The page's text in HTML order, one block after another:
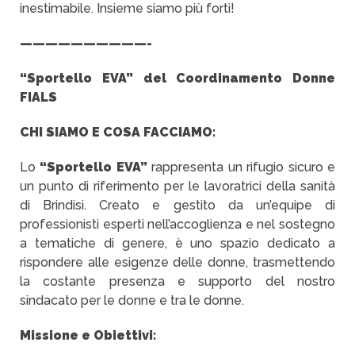
inestimabile. Insieme siamo più forti!
——————————-
“Sportello EVA” del Coordinamento Donne
FIALS
CHI SIAMO E COSA FACCIAMO:
Lo “Sportello EVA”rappresenta un rifugio sicuro e
un punto di riferimento per le lavoratrici della sanità
di Brindisi. Creato e gestito da un’equipe di
professionisti esperti nell’accoglienza e nel sostegno
a tematiche di genere, è uno spazio dedicato a
rispondere alle esigenze delle donne, trasmettendo
la costante presenza e supporto del nostro
sindacato per le donne e tra le donne.
Missione e Obiettivi: